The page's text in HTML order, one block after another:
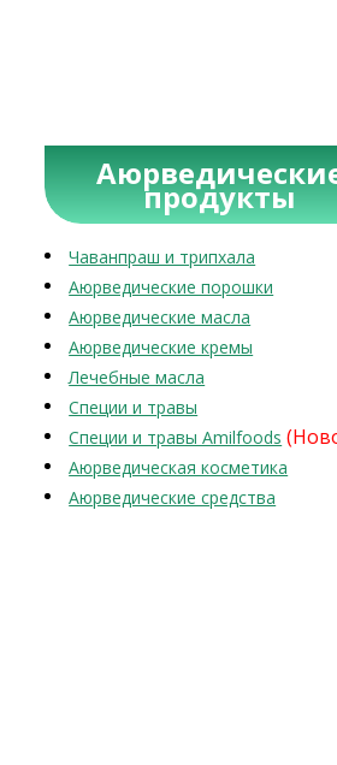
продукты
Чаванпраш и трипхала
Аюрведические порошки
Аюрведические масла
Аюрведические кремы
Лечебные масла
Специи и травы
Специи и травы Amilfoods
Аюрведическая косметика
Аюрведические средства